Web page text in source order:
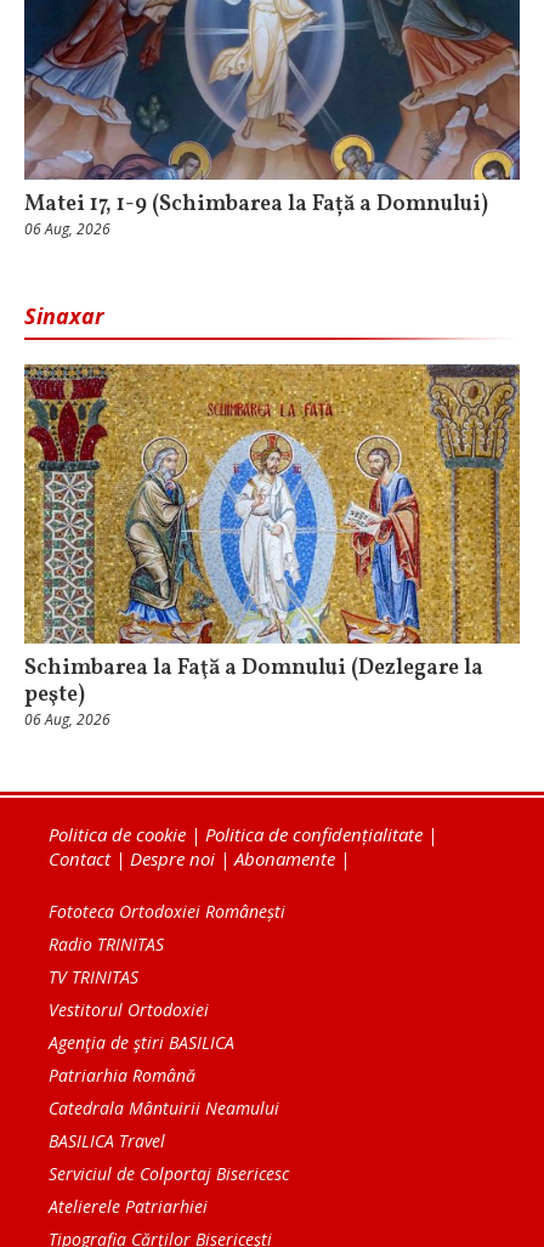
Matei 17, 1-9 (Schimbarea la Față a Domnului)
06 Aug, 2026
Sinaxar
Schimbarea la Faţă a Domnului (Dezlegare la
peşte)
06 Aug, 2026
Politica de cookie | Politica de confidențialitate |
Contact| Despre noi | Abonamente |
Fototeca Ortodoxiei Românești
Radio TRINITAS
TV TRINITAS
Vestitorul Ortodoxiei
Agenţia de ştiri BASILICA
Patriarhia Română
Catedrala Mântuirii Neamului
BASILICA Travel
Serviciul de Colportaj Bisericesc
Atelierele Patriarhiei
Tipografia Cărţilor Bisericeşti